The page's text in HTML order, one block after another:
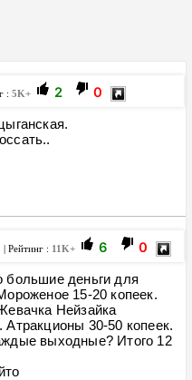
: 5K+ 2 0
| Рейтинг : 11K+ 6 0
большие деньги для
15-20 копеек.
Нейзайка
Атракционы 30-50 копеек.
выходные? Итого 12